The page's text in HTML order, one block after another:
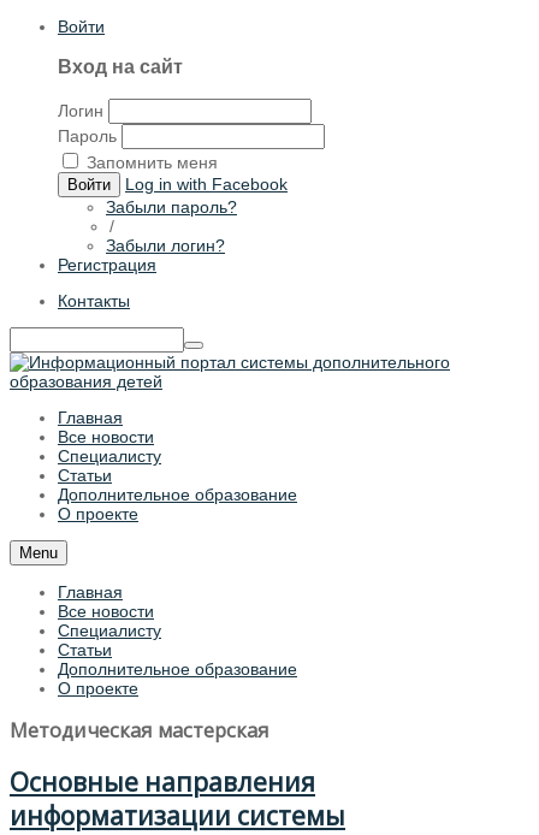
Войти
Вход на сайт
Логин
Пароль
Запомнить меня
Войти
Log in with Facebook
Забыли пароль?
/
Забыли логин?
Регистрация
Контакты
Главная
Все новости
Специалисту
Статьи
Дополнительное образование
О проекте
Menu
Главная
Все новости
Специалисту
Статьи
Дополнительное образование
О проекте
Методическая мастерская
Основные направления
информатизации системы